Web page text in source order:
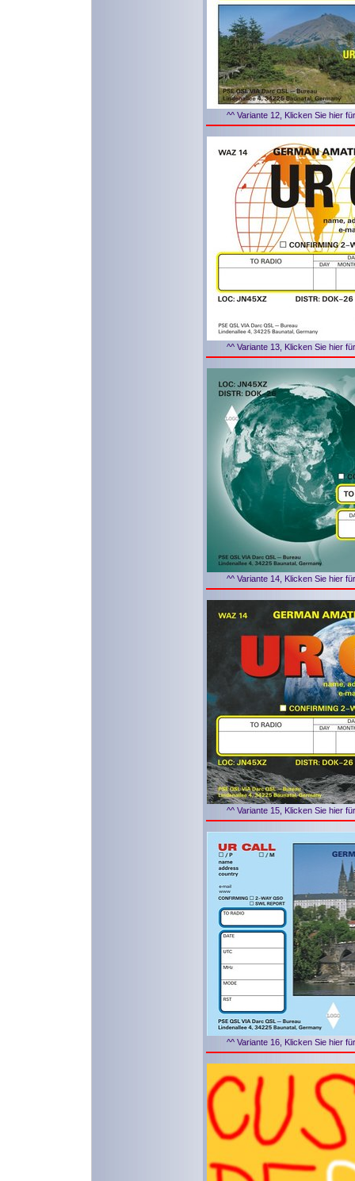
^^ Variante 12, Klicken Sie hier
^^ Variante 13, Klicken Sie hier
^^ Variante 14, Klicken Sie hier
^^ Variante 15, Klicken Sie hier
^^ Variante 16, Klicken Sie hier